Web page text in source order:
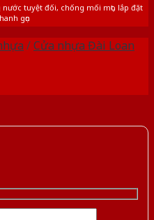
tuyệt đối, chống mối mọt, lắp đặt
gọn
/Cửa nhựa Đài Loan